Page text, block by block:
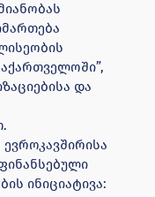
და
ინიციატივა: